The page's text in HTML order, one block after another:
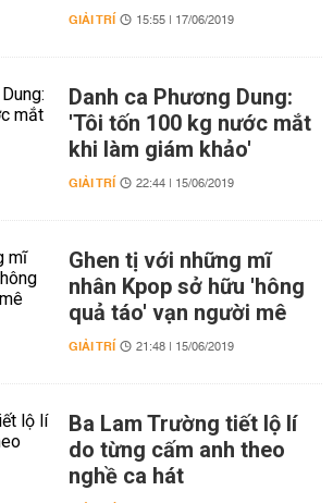
GIẢI TRÍ 15:55 | 17/06/2019
Danh ca Phương Dung:
'Tôi tốn 100 kg nước mắt
khi làm giám khảo'
GIẢI TRÍ 22:44 | 15/06/2019
Ghen tị với những mĩ
nhân Kpop sở hữu 'hông
quả táo' vạn người mê
GIẢI TRÍ 21:48 | 15/06/2019
Ba Lam Trường tiết lộ lí
do từng cấm anh theo
nghề ca hát